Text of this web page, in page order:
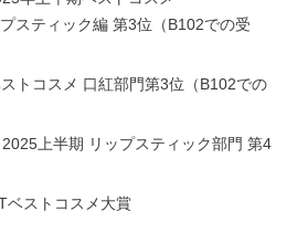
スティック編 第3位（B102での受
トコスメ 口紅部門第3位（B102での
上半期 リップスティック部門 第4
ベストコスメ大賞